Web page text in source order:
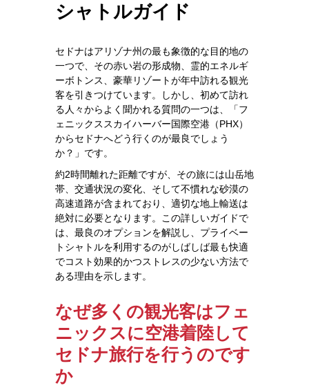
シャトルガイド
セドナはアリゾナ州の最も象徴的な目的地の
一つで、その赤い岩の形成物、霊的エネルギ
ーボトンス、豪華リゾートが年中訪れる観光
客を引きつけています。しかし、初めて訪れ
る人々からよく聞かれる質問の一つは、「フ
ェニックススカイハーバー国際空港（PHX）
からセドナへどう行くのが最良でしょう
か？」です。
約2時間離れた距離ですが、その旅には山岳地
帯、交通状況の変化、そして不慣れな砂漠の
高速道路が含まれており、適切な地上輸送は
絶対に必要となります。この詳しいガイドで
は、最良のオプションを解説し、プライベー
トシャトルを利用するのがしばしば最も快適
でコスト効果的かつストレスの少ない方法で
ある理由を示します。
なぜ多くの観光客はフェ
ニックスに空港着陸して
セドナ旅行を行うのです
か